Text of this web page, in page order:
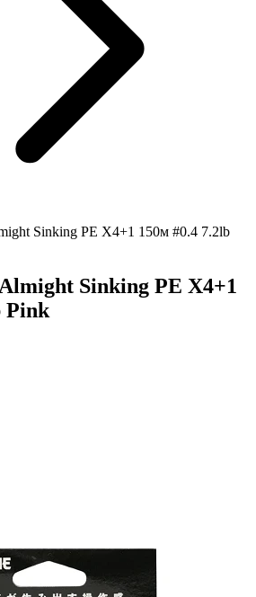
Sinking PE X4+1 150м #0.4 7.2lb
Sinking PE X4+1
Pink